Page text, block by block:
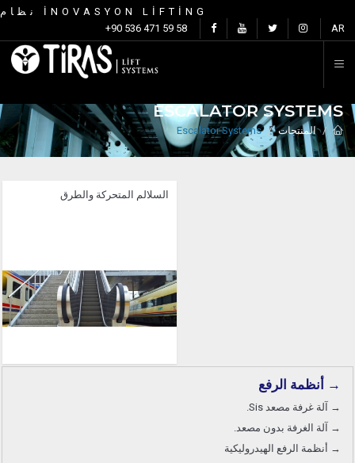
نظام İNOVASYON LİFTİNG
+90 536 471 59 58
AR
ESCALATOR SYSTEMS
المنتجات Escalator Systems
السلالم المتحركة والطرق
→ أنظمة الرفع
→ آلة غرفة مصعد Sis.
→ آلة الغرفة بدون مصعد.
→ أنظمة الرفع الهيدروليكية